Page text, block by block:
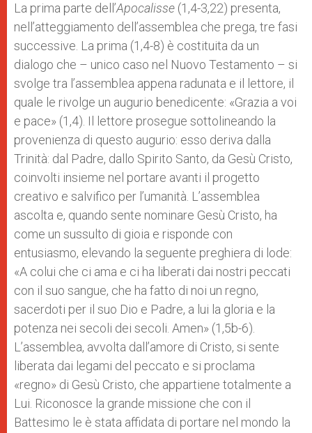
La prima parte dell’Apocalisse (1,4-3,22) presenta,
nell’atteggiamento dell’assemblea che prega, tre fasi
successive. La prima (1,4-8) è costituita da un
dialogo che – unico caso nel Nuovo Testamento – si
svolge tra l’assemblea appena radunata e il lettore, il
quale le rivolge un augurio benedicente: «Grazia a voi
e pace» (1,4). Il lettore prosegue sottolineando la
provenienza di questo augurio: esso deriva dalla
Trinità: dal Padre, dallo Spirito Santo, da Gesù Cristo,
coinvolti insieme nel portare avanti il progetto
creativo e salvifico per l’umanità. L’assemblea
ascolta e, quando sente nominare Gesù Cristo, ha
come un sussulto di gioia e risponde con
entusiasmo, elevando la seguente preghiera di lode:
«A colui che ci ama e ci ha liberati dai nostri peccati
con il suo sangue, che ha fatto di noi un regno,
sacerdoti per il suo Dio e Padre, a lui la gloria e la
potenza nei secoli dei secoli. Amen» (1,5b-6).
L’assemblea, avvolta dall’amore di Cristo, si sente
liberata dai legami del peccato e si proclama
«regno» di Gesù Cristo, che appartiene totalmente a
Lui. Riconosce la grande missione che con il
Battesimo le è stata affidata di portare nel mondo la